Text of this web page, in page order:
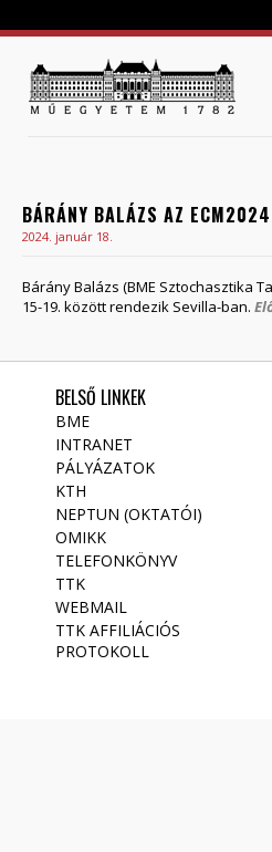
BÁRÁNY BALÁZS AZ
2024. január 18.
Bárány Balázs (BME Sztochasztika
15-19. között rendezik Sevilla-ban.
BELSŐ LINKEK
BME
INTRANET
PÁLYÁZATOK
KTH
NEPTUN (OKTATÓI)
OMIKK
TELEFONKÖNYV
TTK
WEBMAIL
TTK AFFILIÁCIÓS
PROTOKOLL